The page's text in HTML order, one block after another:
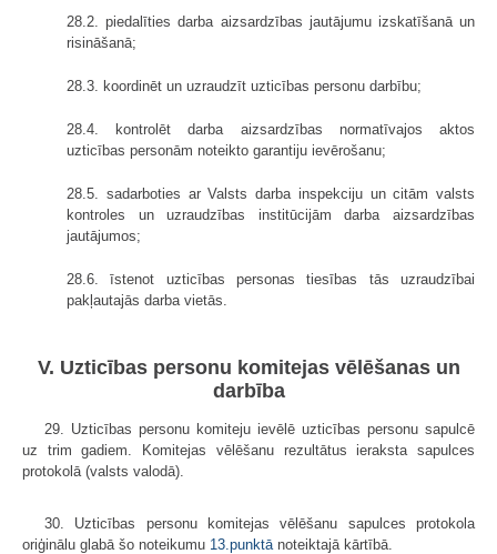
28.2. piedalīties darba aizsardzības jautājumu izskatīšanā un
risināšanā;
28.3. koordinēt un uzraudzīt uzticības personu darbību;
28.4. kontrolēt darba aizsardzības normatīvajos aktos
uzticības personām noteikto garantiju ievērošanu;
28.5. sadarboties ar Valsts darba inspekciju un citām valsts
kontroles un uzraudzības institūcijām darba aizsardzības
jautājumos;
28.6. īstenot uzticības personas tiesības tās uzraudzībai
pakļautajās darba vietās.
V. Uzticības personu komitejas vēlēšanas un
darbība
29. Uzticības personu komiteju ievēlē uzticības personu sapulcē
uz trim gadiem. Komitejas vēlēšanu rezultātus ieraksta sapulces
protokolā (valsts valodā).
30. Uzticības personu komitejas vēlēšanu sapulces protokola
oriģinālu glabā šo noteikumu 13.punktā noteiktajā kārtībā.